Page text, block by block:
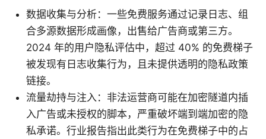
数据收集与分析：一些免费服务通过记录日志、组
合多源数据形成画像，出售给广告商或第三方。
2024 年的用户隐私评估中，超过 40% 的免费梯子
被发现有日志收集行为，且未提供透明的隐私政策
链接。
流量劫持与注入：非法运营商可能在加密隧道内插
入广告或未授权的脚本，严重破坏端到端加密的隐
私承诺。行业报告指出此类行为在免费梯子中的占